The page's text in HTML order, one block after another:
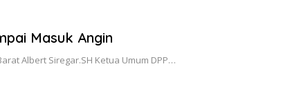
Masuk Angin
Albert Siregar.SH Ketua Umum DPP…